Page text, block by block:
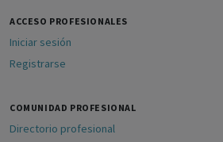
ACCESO PROFESIONALES
Iniciar sesión
Registrarse
COMUNIDAD PROFESIONAL
Directorio profesional